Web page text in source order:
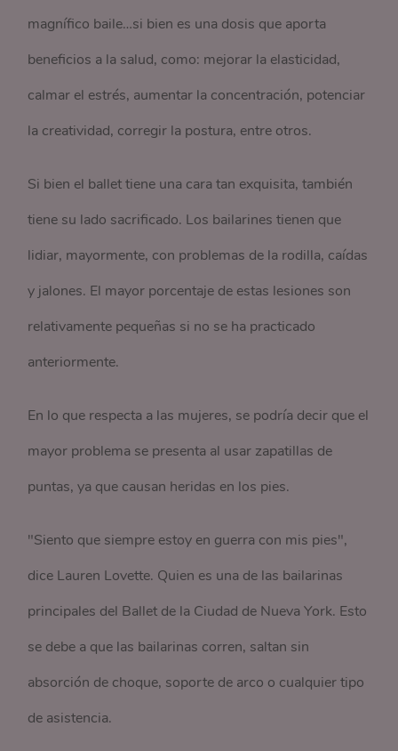
magnífico baile…si bien es una dosis que aporta
beneficios a la salud, como: mejorar la elasticidad,
calmar el estrés, aumentar la concentración, potenciar
la creatividad, corregir la postura, entre otros.
Si bien el ballet tiene una cara tan exquisita, también
tiene su lado sacrificado. Los bailarines tienen que
lidiar, mayormente, con problemas de la rodilla, caídas
y jalones. El mayor porcentaje de estas lesiones son
relativamente pequeñas si no se ha practicado
anteriormente.
En lo que respecta a las mujeres, se podría decir que el
mayor problema se presenta al usar zapatillas de
puntas, ya que causan heridas en los pies.
"Siento que siempre estoy en guerra con mis pies",
dice Lauren Lovette. Quien es una de las bailarinas
principales del Ballet de la Ciudad de Nueva York. Esto
se debe a que las bailarinas corren, saltan sin
absorción de choque, soporte de arco o cualquier tipo
de asistencia.